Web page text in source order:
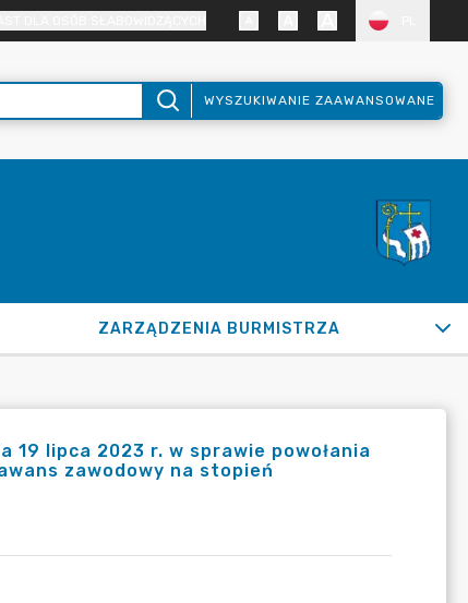
WYSZUKIWANIE ZAAWANSOWANE
ZARZĄDZENIA BURMISTRZA
lipca 2023 r. w sprawie powołania
zawodowy na stopień